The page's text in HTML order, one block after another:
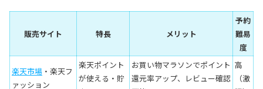
販売サイト 特長 メリット
予約
難易
度
楽天市場 ・楽天フ
ァッション
楽天ポイント
が使える・貯
お買い物マラソンでポイント
還元率アップ、レビュー確認
高
（激